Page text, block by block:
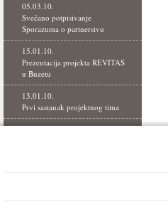
05.03.10.
Svečano potpisivanje
Sporazuma o partnerstvu
15.01.10.
Prezentacija projekta REVITAS
u Buzetu
13.01.10.
Prvi sastanak projektnog tima